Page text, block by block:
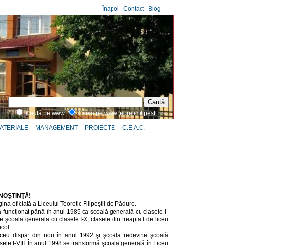
Înapoi Contact| Blog
Caută pe www Caută pe www.teoreticfilipesti.ro
MANAGEMENT PROIECTE C.E.A.C.
oficială a Liceului Teoretic Filipeştii de Pădure.
funcţionat până în anul 1985 ca şcoală generală cu clasele I-
şcoală generală cu clasele I-X, clasele din treapta I de liceu
dispar din nou în anul 1992 şi şcoala redevine şcoală
I-VIII. În anul 1998 se transformă şcoala generală în Liceu